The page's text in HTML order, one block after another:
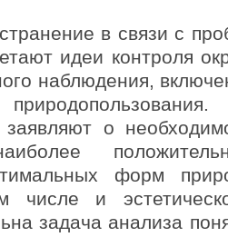
в связи с
идеи контроля
наблюдения,
заявляют о
форм
числе и
задача анализа